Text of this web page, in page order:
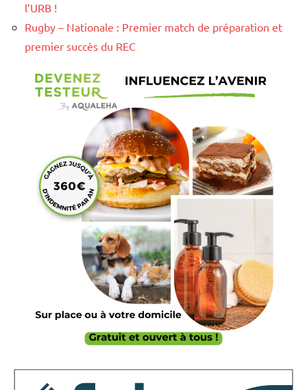
l’URB !
Rugby – Nationale : Premier match de préparation et
premier succès du REC